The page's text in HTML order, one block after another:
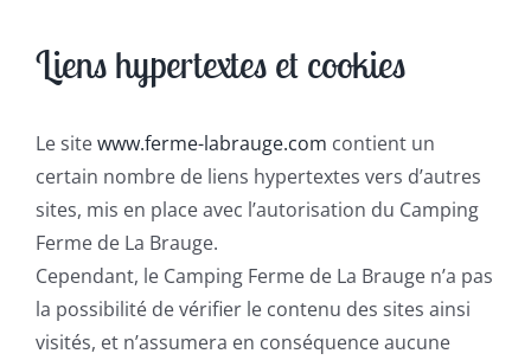
Liens hypertextes et cookies
Le sitewww.ferme-labrauge.com contient un
certain nombre de liens hypertextes vers d’autres
sites, mis en place avec l’autorisation du Camping
Ferme de La Brauge.
Cependant, le Camping Ferme de La Brauge n’a pas
la possibilité de vérifier le contenu des sites ainsi
visités, et n’assumera en conséquence aucune